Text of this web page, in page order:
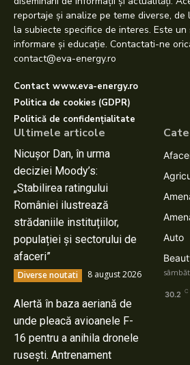
reportaje și analize pe teme diverse, de
la subiecte specifice de interes. Este
informare și educație. Contactati-ne
contact@eva-energy.ro
Contact www.eva-energy.ro
Politica de cookies (GDPR)
Politică de confidențialitate
Ultimele articole
Nicușor Dan, în urma
deciziei Moody’s:
„Stabilirea ratingului
României ilustrează
strădaniile instituțiilor,
populației și sectorului de
afaceri”
Diverse noutati 8 august 2026
Alertă în baza aeriană de
unde pleacă avioanele F-
16 pentru a anihila dronele
rusești. Antrenament
Auto
30.2 C